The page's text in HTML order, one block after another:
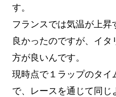
す。
フランスでは気温が上
良かったのですが、イ
方が良いんです。
現時点で１ラップのタイ
で、レースを通じて同じ